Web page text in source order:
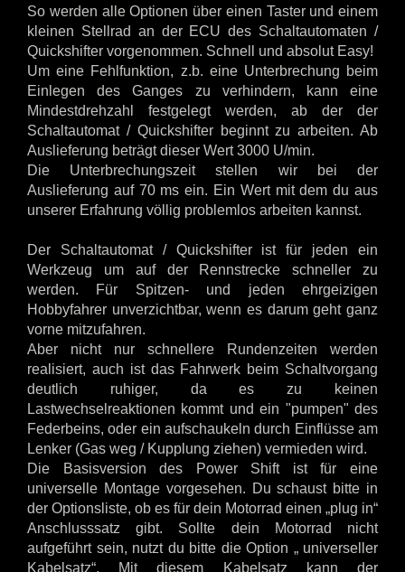
So werden alle Optionen über einen Taster und einem
kleinen Stellrad an der ECU des Schaltautomaten /
Quickshifter vorgenommen. Schnell und absolut Easy!
Um eine Fehlfunktion, z.b. eine Unterbrechung beim
Einlegen des Ganges zu verhindern, kann eine
Mindestdrehzahl festgelegt werden, ab der der
Schaltautomat / Quickshifter beginnt zu arbeiten. Ab
Auslieferung beträgt dieser Wert 3000 U/min.
Die Unterbrechungszeit stellen wir bei der
Auslieferung auf 70 ms ein. Ein Wert mit dem du aus
unserer Erfahrung völlig problemlos arbeiten kannst.
Der Schaltautomat / Quickshifter ist für jeden ein
Werkzeug um auf der Rennstrecke schneller zu
werden. Für Spitzen- und jeden ehrgeizigen
Hobbyfahrer unverzichtbar, wenn es darum geht ganz
vorne mitzufahren.
Aber nicht nur schnellere Rundenzeiten werden
realisiert, auch ist das Fahrwerk beim Schaltvorgang
deutlich ruhiger, da es zu keinen
Lastwechselreaktionen kommt und ein "pumpen" des
Federbeins, oder ein aufschaukeln durch Einflüsse am
Lenker (Gas weg / Kupplung ziehen) vermieden wird.
Die Basisversion des Power Shift ist für eine
universelle Montage vorgesehen. Du schaust bitte in
der Optionsliste, ob es für dein Motorrad einen „plug in“
Anschlusssatz gibt. Sollte dein Motorrad nicht
aufgeführt sein, nutzt du bitte die Option „ universeller
Kabelsatz“. Mit diesem Kabelsatz kann der